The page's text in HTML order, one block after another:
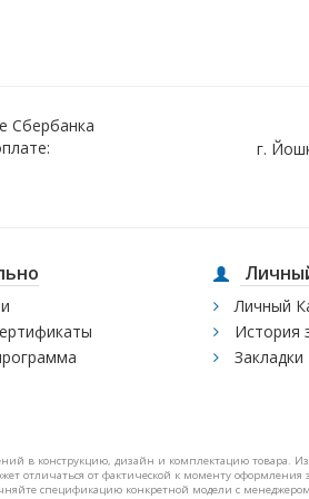
Сбербанка
г.
Личный
История
Закладки
в конструкцию, дизайн и комплектацию товара.
отличаться от фактической к моменту оформления
спецификацию конкретной модели с